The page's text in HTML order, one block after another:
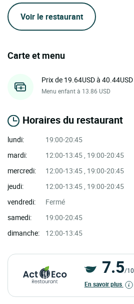
Voir le restaurant
Carte et menu
Prix de 19.64USD à 40.44USD
Menu enfant à 13.86 USD
Horaires du restaurant
lundi:
19:00-20:45
mardi:
12:00-13:45 , 19:00-20:45
mercredi:
12:00-13:45 , 19:00-20:45
jeudi:
12:00-13:45 , 19:00-20:45
vendredi:
Fermé
samedi:
19:00-20:45
dimanche:
12:00-13:45
7.5/10
En savoir plus